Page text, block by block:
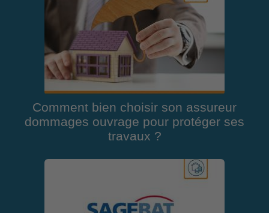
Comment bien choisir son assureur
dommages ouvrage pour protéger ses
travaux ?